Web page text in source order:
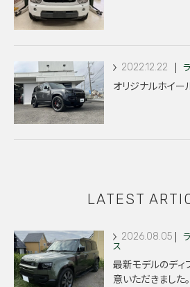
2022.12.22
オリジナルホイー
LATEST
2026.08.05
ス
最新モデルのディ
意いただきました。